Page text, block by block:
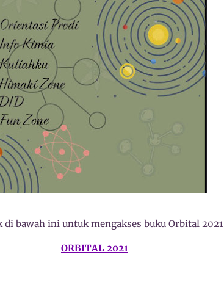
bawah ini untuk mengakses buku Orbital 2021
ORBITAL 2021